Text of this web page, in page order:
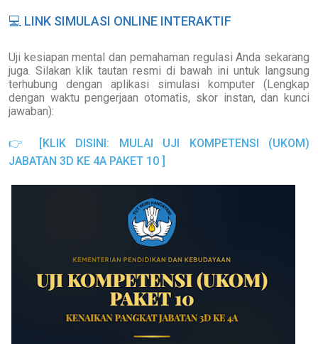
💻 LINK SIMULASI ONLINE INTERAKTIF
Uji kesiapan mental dan pemahaman regulasi Anda sekarang
juga. Silakan klik tautan resmi di bawah ini untuk langsung
terhubung dengan aplikasi simulasi komputer (Lengkap
dengan waktu pengerjaan otomatis, skor instan, dan kunci
jawaban):
👉
[KLIK DISINI: MULAI UJI KOMPETENSI (UKOM)
JABATAN 3D KE 4A PAKET 10 ]